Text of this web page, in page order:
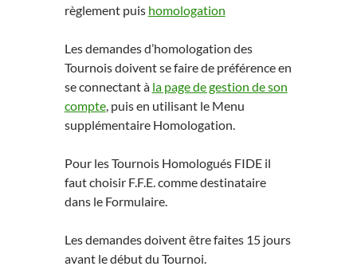
règlement puis homologation
Les demandes d’homologation des
Tournois doivent se faire de préférence en
se connectant à la page de gestion de son
compte, puis en utilisant le Menu
supplémentaire Homologation.
Pour les Tournois Homologués FIDE il
faut choisir F.F.E. comme destinataire
dans le Formulaire.
Les demandes doivent être faites 15 jours
avant le début du Tournoi.